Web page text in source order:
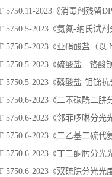
5750.11-2023《消毒剂残留
5750.5-2023《氨氮-纳氏试
5750.5-2023《亚硝酸盐（
5750.5-2023《硫酸盐 -铬酸
5750.5-2023《磷酸盐-钼锑
5750.6-2023《二苯碳酰二
5750.6-2023《邻菲啰啉分光
5750.6-2023《二乙基二硫
5750.6-2023《丁二酮肟分光
5750.6-2023《双硫腙分光光